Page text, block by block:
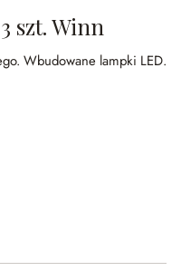
szt. Winn
Wbudowane lampki LED.